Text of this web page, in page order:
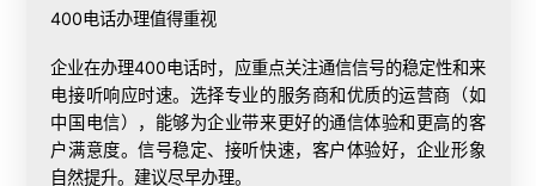
400电话办理值得重视
企业在办理400电话时，应重点关注通信信号的稳定性和来
电接听响应时速。选择专业的服务商和优质的运营商（如
中国电信），能够为企业带来更好的通信体验和更高的客
户满意度。信号稳定、接听快速，客户体验好，企业形象
自然提升。建议尽早办理。